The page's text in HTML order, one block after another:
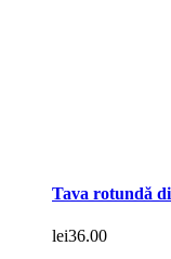
Tava rotundă
lei36.00